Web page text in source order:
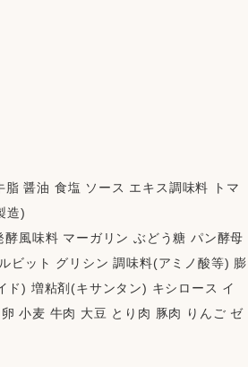
醤油 食塩 ソース エキス調味料 トマ
造)
風味料 マーガリン ぶどう糖 パン酵母
ビット グリシン 調味料(アミノ酸等) 膨
) 増粘剤(キサンタン) キシロース イ
小麦 牛肉 大豆 とり肉 豚肉 りんご ゼ